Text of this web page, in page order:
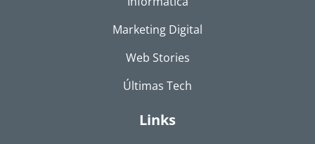
Marketing Digital
Web Stories
Últimas Tech
Links